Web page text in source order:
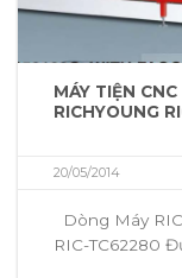
MÁY TIỆN
RICHYOUNG
20/05/2014
Dòng Máy
RIC-TC62280